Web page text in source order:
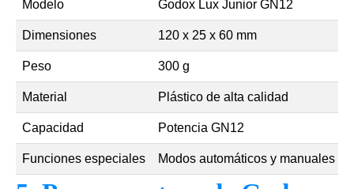
Modelo Godox Lux Junior GN12
Dimensiones 120 x 25 x 60 mm
Peso 300 g
Material Plástico de alta calidad
Capacidad Potencia GN12
Funciones especiales Modos automáticos y manuales